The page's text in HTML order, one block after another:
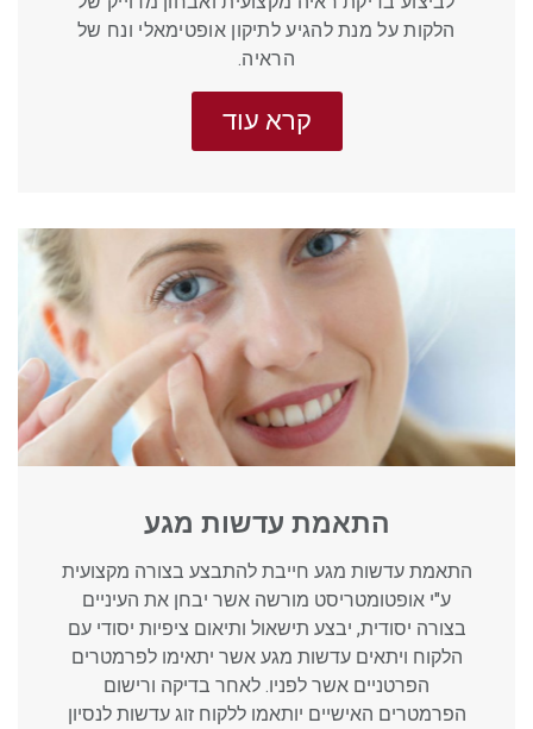
הלקות על מנת להגיע לתיקון אופטימאלי ונח של
הראיה.
קרא עוד
התאמת עדשות מגע
התאמת עדשות מגע חייבת להתבצע בצורה מקצועית
ע"י אופטומטריסט מורשה אשר יבחן את העיניים
בצורה יסודית, יבצע תישאול ותיאום ציפיות יסודי עם
הלקוח ויתאים עדשות מגע אשר יתאימו לפרמטרים
הפרטניים אשר לפניו. לאחר בדיקה ורישום
הפרמטרים האישיים יותאמו ללקוח זוג עדשות לנסיון